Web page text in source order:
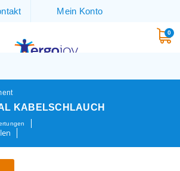
Mein Konto
0
KABELSCHLAUCH